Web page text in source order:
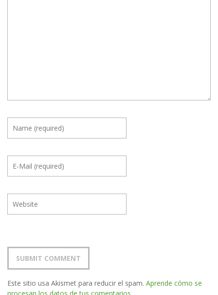
Este sitio usa Akismet para reducir el spam. Aprende cómo se